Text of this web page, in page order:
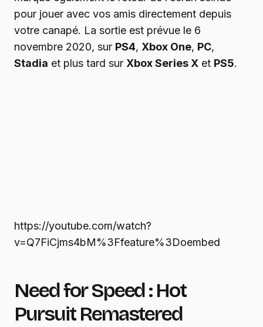
pour jouer avec vos amis directement depuis
votre canapé. La sortie est prévue le 6
novembre 2020, sur PS4, Xbox One, PC,
Stadia et plus tard sur Xbox Series X et PS5.
https://youtube.com/watch?
v=Q7FiCjms4bM%3Ffeature%3Doembed
Need for Speed : Hot
Pursuit Remastered